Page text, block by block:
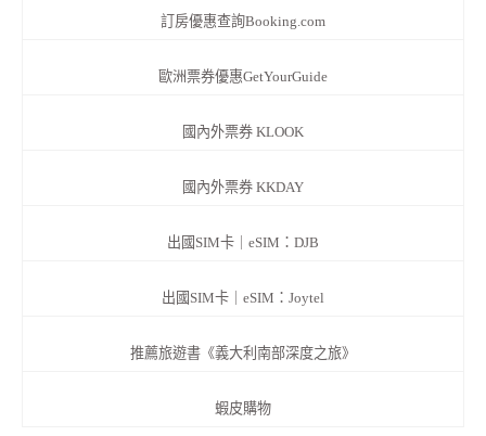
訂房優惠查詢Booking.com
歐洲票券優惠GetYourGuide
國內外票券 KLOOK
國內外票券 KKDAY
出國SIM卡｜eSIM：DJB
出國SIM卡｜eSIM：Joytel
推薦旅遊書《義大利南部深度之旅》
蝦皮購物